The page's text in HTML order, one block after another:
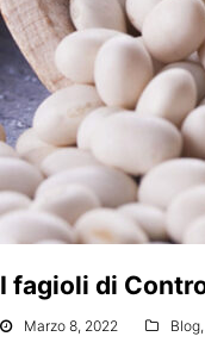
I fagioli di
Marzo 8, 2022 Blog,